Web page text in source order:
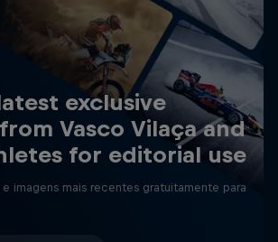
exclusive
Vasco Vilaça and
for editorial use
imagens mais recentes gratuitamente para